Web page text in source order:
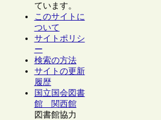
ています。
このサイトに
ついて
サイトポリシ
ー
検索の方法
サイトの更新
履歴
国立国会図書
館 関西館
図書館協力